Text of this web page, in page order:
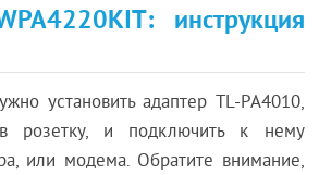
инструкция
установить адаптер TL-PA4010,
розетку, и подключить к нему
или модема. Обратите внимание,